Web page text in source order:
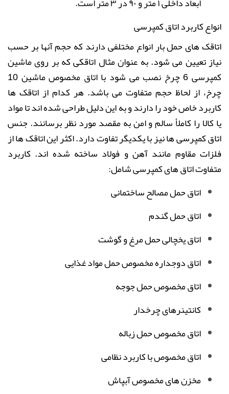
انواع کاربرداتاق کمپرسی
اتاقک های حمل بار انواع مختلفی دارند که حجم آنها بر حسب
نیازتعیین می شود. به عنوان مثال اتاقکی که بر روی ماشین
کمپرسی
6 چرخ نصب می شود با اتاق مخصوص ماشین 10
چرخ، از لحاظ حجم متفاوت می باشد. هر کدام از اتاقک ها
کاربرد خاص خود را دارند و به این دلیل طراحی شده اند تا مواد
یا کالا را کاملأ سالم و امن به مقصد مورد نظر برسانند. جنس
اتاق کمپرسی هانیز با یکدیگر تفاوت دارد. اکثر این اتاقک ها از
فلزات مقاوم مانند آهن و فولاد ساخته شده اند. کاربرد
متفاوت اتاق های کمپرسیشامل:
اتاق حمل مصالح ساختمانی
اتاق حمل گندم
اتاق یخچالی حمل مرغ و گوشت
اتاق دوجداره مخصوص حمل مواد غذایی
اتاق مخصوص حمل جوجه
کانتینرهای چرخدار
اتاق مخصوص حمل زباله
اتاق مخصوص با کاربرد نظامی
مخزن های مخصوص آبپاش